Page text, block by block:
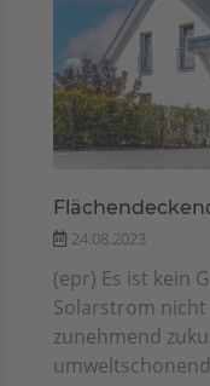
24.08.2023
(epr) Es ist kein
Solarstrom
zunehmend